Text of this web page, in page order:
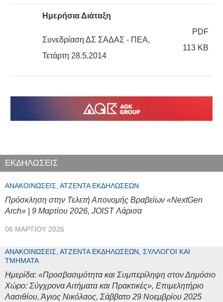
Ημερήσια Διάταξη
Συνεδρίαση ΔΣ ΣΑΔΑΣ - ΠΕΑ,
Τετάρτη 28.5.2014
PDF
113 KB
ΕΚΔΗΛΩΣΕΙΣ
ΑΝΑΚΟΙΝΏΣΕΙΣ, ΑΤΖΈΝΤΑ ΕΚΔΗΛΏΣΕΩΝ
Πρόσκληση στην Τελετή Απονομής Βραβείων «NextGen
Arch» | 9 Μαρτίου 2026, JOIST Λάρισα
06 ΜΑΡΤΊΟΥ 2026
ΑΝΑΚΟΙΝΏΣΕΙΣ, ΑΤΖΈΝΤΑ ΕΚΔΗΛΏΣΕΩΝ, ΣΎΛΛΟΓΟΙ ΚΑΙ
ΤΜΉΜΑΤΑ
Ημερίδα: «Προσβασιμότητα και Συμπερίληψη στον Δημόσιο
Χώρο: Σύγχρονα Αιτήματα και Πρακτικές», Επιμελητήριο
Λασιθίου, Άγιος Νικόλαος, Σάββατο 29 Νοεμβρίου 2025